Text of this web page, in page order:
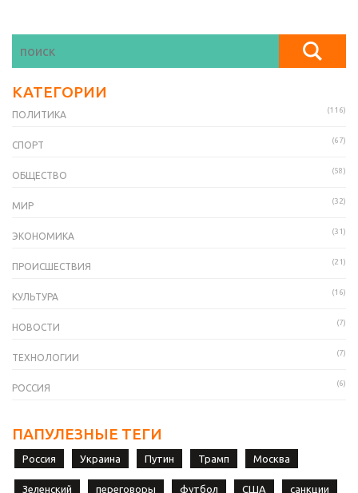
КАТЕГОРИИ
ПОЛИТИКА (116)
СПОРТ (67)
ОБЩЕСТВО (58)
МИР (32)
ЭКОНОМИКА (31)
ПРОИСШЕСТВИЯ (21)
КУЛЬТУРА (16)
НОВОСТИ (7)
ТЕХНОЛОГИИ (7)
РОССИЯ (6)
ПАПУЛЕЗНЫЕ ТЕГИ
Россия Украина Путин Трамп Москва
Зеленский переговоры футбол США санкции